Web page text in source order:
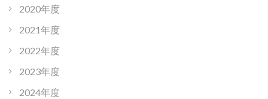
2020年度
2021年度
2022年度
2023年度
2024年度